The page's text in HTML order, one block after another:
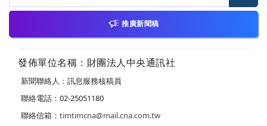
推廣新聞稿
發佈單位名稱：財團法人中央通訊社
新聞聯絡人：訊息服務核稿員
聯絡電話：02-25051180
聯絡信箱： timtimcna@mail.cna.com.tw